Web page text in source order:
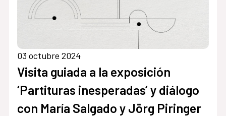
03 octubre 2024
Visita guiada a la exposición
‘Partituras inesperadas’ y diálogo
con María Salgado y Jörg Piringer